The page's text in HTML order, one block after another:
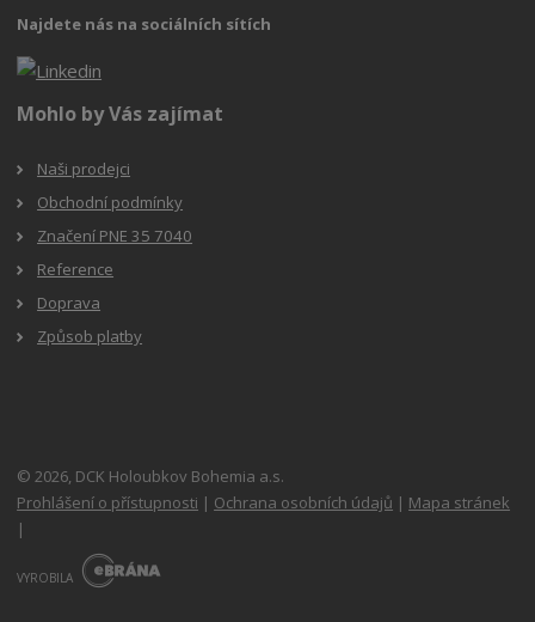
Najdete nás na sociálních sítích
Mohlo by Vás zajímat
Naši prodejci
Obchodní podmínky
Značení PNE 35 7040
Reference
Doprava
Způsob platby
© 2026, DCK Holoubkov Bohemia a.s.
Prohlášení o přístupnosti | Ochrana osobních údajů | Mapa stránek
|
VYROBILA